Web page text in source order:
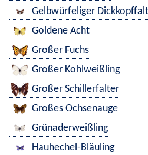
Gelbwürfeliger
Goldene Acht
Großer Fuchs
Großer Kohlweißling
Großer Schillerfalter
Großes Ochsenauge
Grünaderweißling
Hauhechel-Bläuling